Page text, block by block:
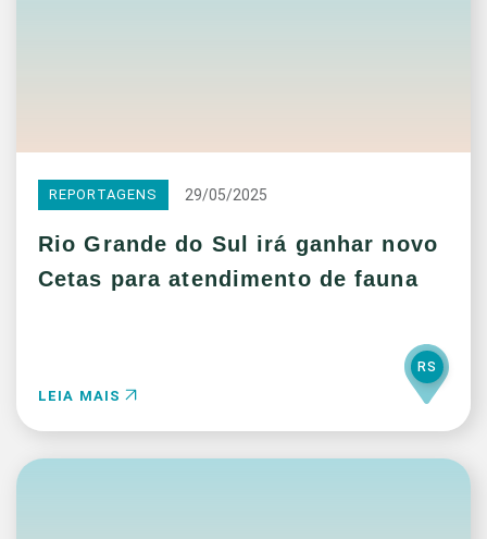
REPORTAGENS 29/05/2025
Rio Grande do Sul irá ganhar novo
Cetas para atendimento de fauna
LEIA MAIS
RS